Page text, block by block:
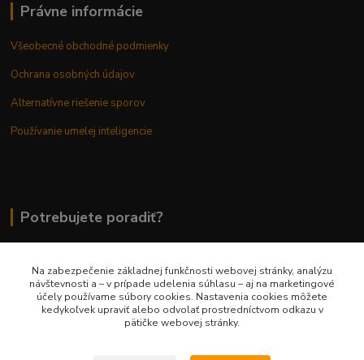
Právne informácie
Všeobecné obchodné podmienky
Ochrana osobných údajov
Alternatívne riešenie sporov
Používanie umelej inteligencie
Potrebujete poradiť?
0948 236 042
info@margaretkashop.sk
Na zabezpečenie základnej funkčnosti webovej stránky, analýzu
návštevnosti a – v prípade udelenia súhlasu – aj na marketingové
účely používame súbory cookies. Nastavenia cookies môžete
kedykoľvek upraviť alebo odvolať prostredníctvom odkazu v
pätičke webovej stránky.